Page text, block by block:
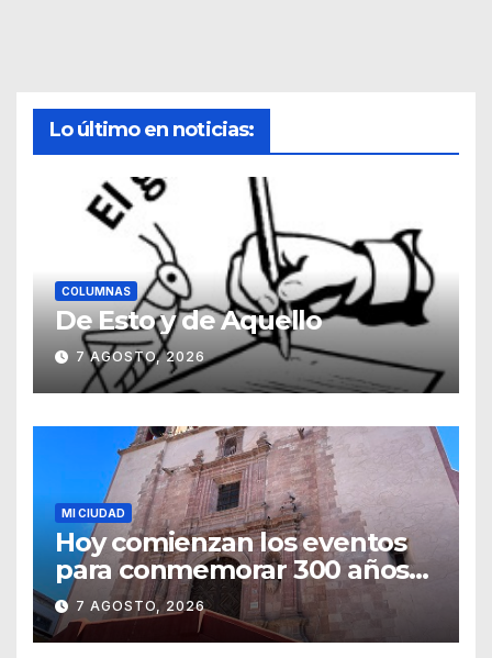
Lo último en noticias:
COLUMNAS
De Esto y de Aquello
7 AGOSTO, 2026
MI CIUDAD
Hoy comienzan los eventos
para conmemorar 300 años
del templo de San Roque
7 AGOSTO, 2026